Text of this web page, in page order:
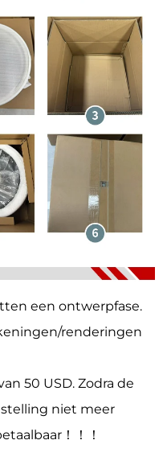
een ontwerpfase.
renderingen
50 USD. Zodra de
niet meer
！！！